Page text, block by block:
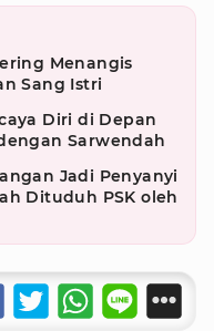
Menangis
Sang Istri
Diri di Depan
Sarwendah
Jadi Penyanyi
Dituduh PSK oleh